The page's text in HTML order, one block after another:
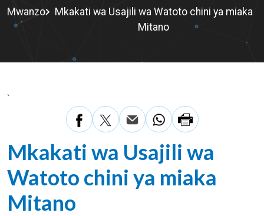
Mwanzo
Mkakati wa Usajili wa Watoto chini ya miaka
Mitano
`
Mkakati wa Usajili wa
Watoto chini ya miaka
Mitano